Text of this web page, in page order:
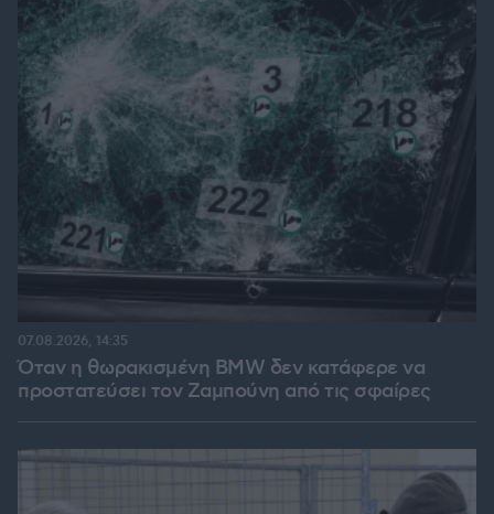
Όταν η θωρακισμένη BMW δεν κατάφερε να
προστατεύσει τον Ζαμπούνη από τις σφαίρες
07.08.2026, 14:35